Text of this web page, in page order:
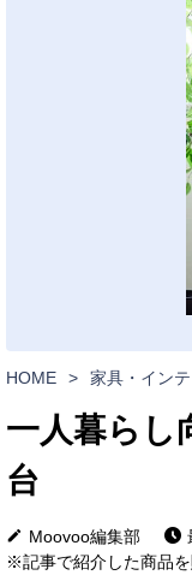
HOME > 家具・イン
一人暮らし
台
Moovoo編集部
※記事で紹介した商品を